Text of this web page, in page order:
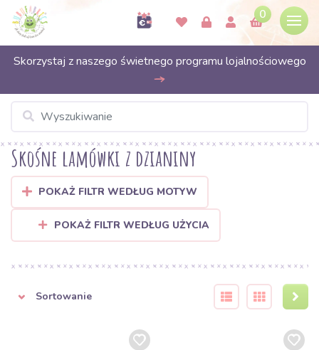
0
Skorzystaj z naszego świetnego programu lojalnościowego
Skośne lamówki z dzianiny
POKAŻ FILTR WEDŁUG MOTYW
POKAŻ FILTR WEDŁUG UŻYCIA
Sortowanie